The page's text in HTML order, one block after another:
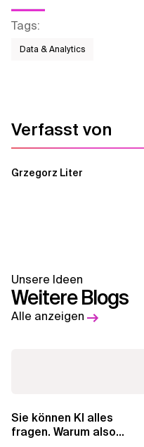
Tags:
Data & Analytics
Verfasst von
Grzegorz Liter
Unsere Ideen
Weitere Blogs
Alle anzeigen
Sie können KI alles
fragen. Warum also